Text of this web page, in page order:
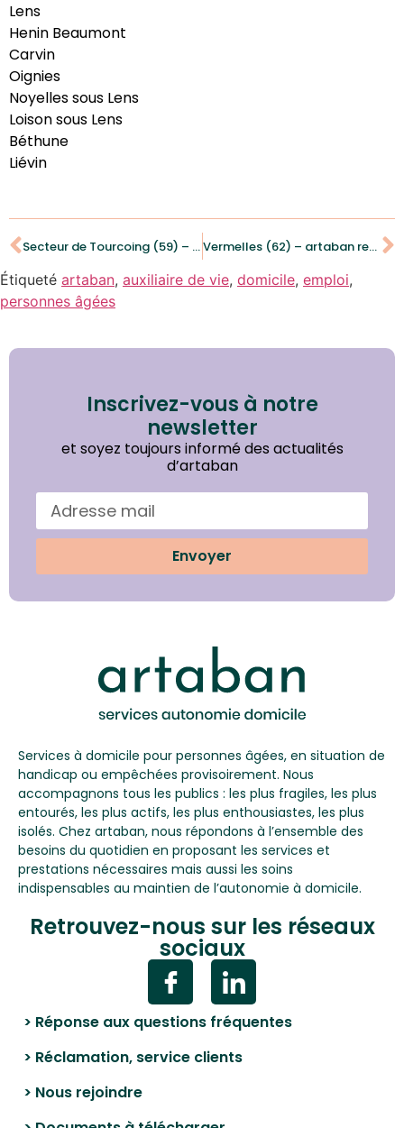
Lens
Henin Beaumont
Carvin
Oignies
Noyelles sous Lens
Loison sous Lens
Béthune
Liévin
Secteur de Tourcoing (59) – artaban recrute des auxiliaires de vie sociale (H/F) Vermelles (62) – artaban recrute une aide ménagère (H/F)
Étiqueté artaban, auxiliaire de vie, domicile, emploi,
personnes âgées
Inscrivez-vous à notre
newsletter
et soyez toujours informé des actualités
d’artaban
Envoyer
Services à domicile pour personnes âgées, en situation de
handicap ou empêchées provisoirement. Nous
accompagnons tous les publics : les plus fragiles, les plus
entourés, les plus actifs, les plus enthousiastes, les plus
isolés. Chez artaban, nous répondons à l’ensemble des
besoins du quotidien en proposant les services et
prestations nécessaires mais aussi les soins
indispensables au maintien de l’autonomie à domicile.
Retrouvez-nous sur les réseaux
sociaux
> Réponse aux questions fréquentes
> Réclamation, service clients
> Nous rejoindre